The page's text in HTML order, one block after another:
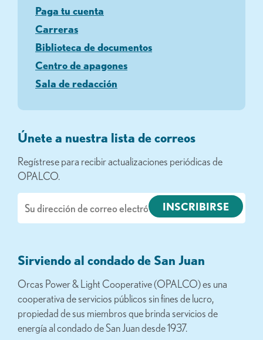
Paga tu cuenta
Carreras
Biblioteca de documentos
Centro de apagones
Sala de redacción
Únete a nuestra lista de correos
Regístrese para recibir actualizaciones periódicas de
OPALCO.
electrónico
Sirviendo al condado de San Juan
Orcas Power & Light Cooperative (OPALCO) es una
cooperativa de servicios públicos sin fines de lucro,
propiedad de sus miembros que brinda servicios de
energía al condado de San Juan desde 1937.